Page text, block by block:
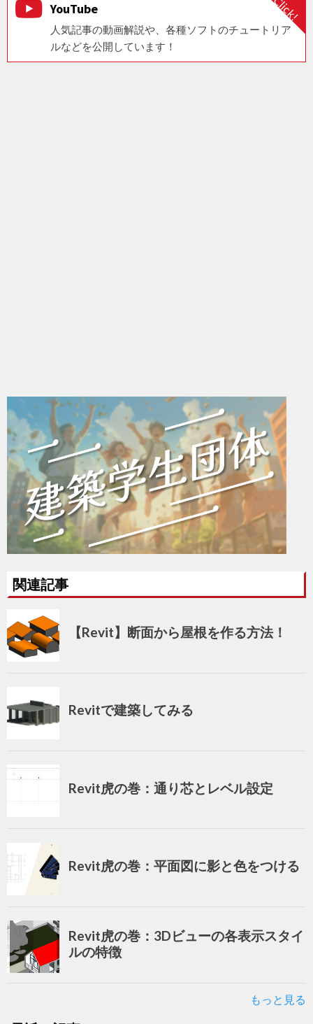
YouTube
人気記事の動画解説や、各種ソフトのチュートリア
ルなどを公開しています！
関連記事
【Revit】断面から屋根を作る方法！
Revitで建築してみる
Revit虎の巻：通り芯とレベル設定
Revit虎の巻：平面図に影と色をつける
Revit虎の巻：3Dビューの各表示スタイ
ルの特徴
もっと見る